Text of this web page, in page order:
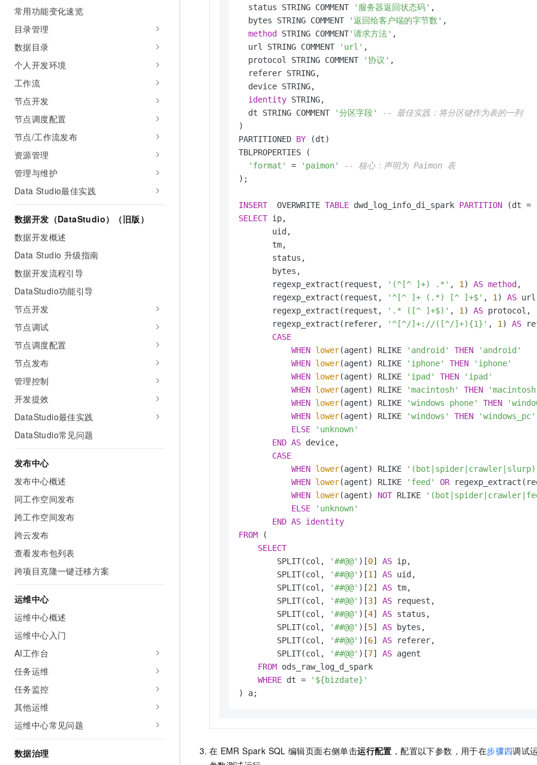
常用功能变化速览
目录管理
数据目录
个人开发环境
工作流
节点开发
节点调度配置
节点/工作流发布
资源管理
管理与维护
Data Studio最佳实践
数据开发（DataStudio）（旧版）
数据开发概述
Data Studio 升级指南
数据开发流程引导
DataStudio功能引导
节点开发
节点调试
节点调度配置
节点发布
管理控制
开发提效
DataStudio最佳实践
DataStudio常见问题
发布中心
发布中心概述
同工作空间发布
跨工作空间发布
跨云发布
查看发布包列表
跨项目克隆一键迁移方案
运维中心
运维中心概述
运维中心入门
AI工作台
任务运维
任务监控
其他运维
运维中心常见问题
数据治理
  status STRING COMMENT
'服务器返回状态码' ,
  bytes STRING COMMENT
'返回给客户端的字节数' ,
method
STRING COMMENT'请求方法' ,
  url STRING COMMENT
'url' ,
  protocol STRING COMMENT
'协议' ,
  referer STRING,
  device STRING,
identity STRING,
  dt STRING COMMENT
'分区字段'
-- 最佳实践：将分区键作为表的一列
)
PARTITIONED BY (dt)
TBLPROPERTIES (
'format'
= 'paimon'
-- 核心：声明为 Paimon 表
);
INSERT
  OVERWRITE
TABLE dwd_log_info_di_spark PARTITION (dt =
SELECT ip,
       uid,
       tm,
       status,
       bytes,
       regexp_extract(request,
'(^[^ ]+) .*' , 1 ) AS method ,
       regexp_extract(request,
'^[^ ]+ (.*) [^ ]+$' , 1 ) AS
       regexp_extract(request,
'.* ([^ ]+$)' , 1 ) AS protocol,
       regexp_extract(referer,
'^[^/]+://([^/]+){1}' , 1 ) AS
CASE
WHEN lower(agent) RLIKE 'android' THEN
'android'
WHEN lower(agent) RLIKE 'iphone' THEN
'iphone'
WHEN lower(agent) RLIKE 'ipad' THEN
'ipad'
WHEN lower(agent) RLIKE 'macintosh' THEN
WHEN lower(agent) RLIKE 'windows phone' THEN
WHEN lower(agent) RLIKE 'windows' THEN
'windows_pc'
ELSE
'unknown'
END AS device,
CASE
WHEN lower(agent) RLIKE
WHEN lower(agent) RLIKE 'feed' OR
WHEN lower(agent) NOT RLIKE
ELSE
'unknown'
END AS identity
FROM (
SELECT
        SPLIT(col,
'##@@' )[0] AS ip,
        SPLIT(col,
'##@@' )[1 ] AS uid,
        SPLIT(col,
'##@@' )[2] AS tm,
        SPLIT(col,
'##@@' )[3] AS request,
        SPLIT(col,
'##@@' )[4] AS status,
        SPLIT(col,
'##@@' )[5] AS bytes,
        SPLIT(col,
'##@@' )[6] AS referer,
        SPLIT(col,
'##@@' )[7] AS agent
FROM ods_raw_log_d_spark
WHERE dt =
'${bizdate}'
) a;
在 EMR Spark SQL 编辑页面右侧单击运行配置 ，配置以下参数，用于在步骤四调试